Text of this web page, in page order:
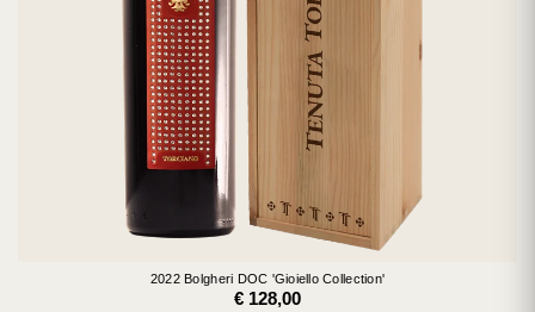
2022 Bolgheri DOC 'Gioiello Collection'
€ 128,00